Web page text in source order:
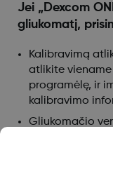
Jei „Dexcom
gliukomatį,
Kalibravimą
atlikite
programėlę, ir
kalibravimo
Gliukomačio